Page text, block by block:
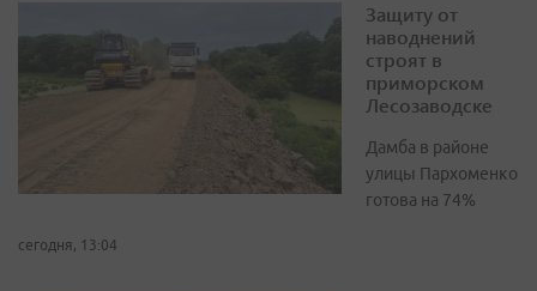
Защиту от
наводнений
строят в
приморском
Лесозаводске
Дамба в районе
улицы Пархоменко
готова на 74%
сегодня, 13:04